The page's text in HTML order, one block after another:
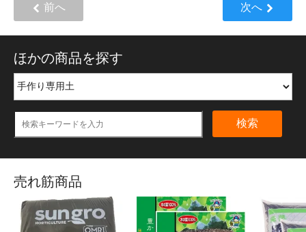
前へ 次へ
ほかの商品を探す
検索
売れ筋商品